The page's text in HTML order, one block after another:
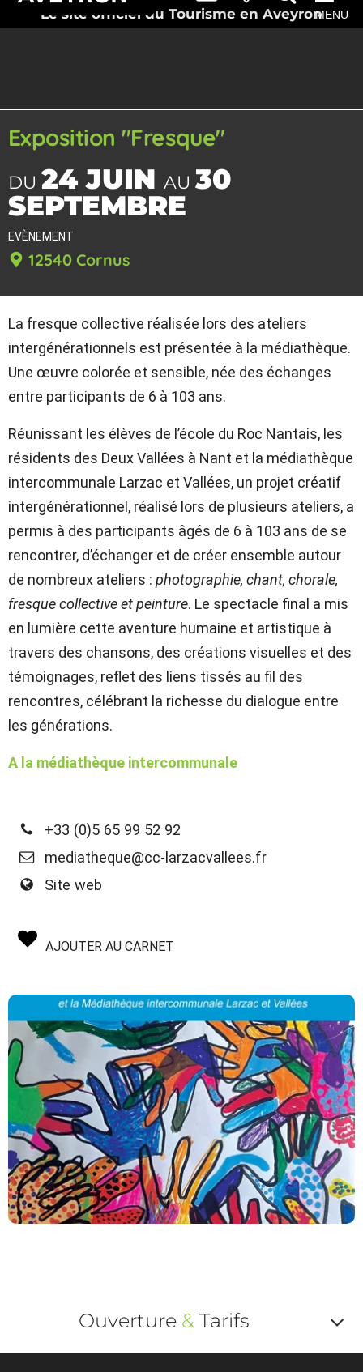
Le site officiel du Tourisme en AveyronMENU
Exposition "Fresque"
DU 24 JUIN AU 30
SEPTEMBRE
EVÈNEMENT
12540 Cornus
La fresque collective réalisée lors des ateliers
intergénérationnels est présentée à la médiathèque.
Une œuvre colorée et sensible, née des échanges
entre participants de 6 à 103 ans.
Réunissant les élèves de l’école du Roc Nantais, les
résidents des Deux Vallées à Nant et la médiathèque
intercommunale Larzac et Vallées, un projet créatif
intergénérationnel, réalisé lors de plusieurs ateliers, a
permis à des participants âgés de 6 à 103 ans de se
rencontrer, d’échanger et de créer ensemble autour
de nombreux ateliers : photographie, chant, chorale,
fresque collective et peinture. Le spectacle final a mis
en lumière cette aventure humaine et artistique à
travers des chansons, des créations visuelles et des
témoignages, reflet des liens tissés au fil des
rencontres, célébrant la richesse du dialogue entre
les générations.
A la médiathèque intercommunale
+33 (0)5 65 99 52 92
mediatheque@cc-larzacvallees.fr
Site web
AJOUTER AU CARNET
Ouverture & Tarifs